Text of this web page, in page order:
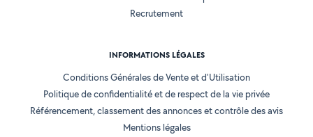
Recrutement
INFORMATIONS LÉGALES
Conditions Générales de Vente et d'Utilisation
Politique de confidentialité et de respect de la vie privée
Référencement, classement des annonces et contrôle des avis
Mentions légales